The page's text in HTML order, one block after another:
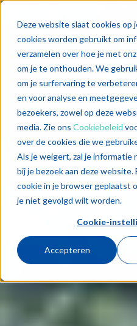
Deze website slaat cookies op
cookies worden gebruikt om
verzamelen over hoe je met
om je te onthouden. We
om je surfervaring te
en voor analyse en
bezoekers, zowel op deze
media. Zie ons Cookiebeleid
over de cookies die we
Als je weigert, zal je informatie
bij je bezoek aan deze
cookie in je browser geplaatst
je niet gevolgd wilt worden.
Cookie-
Accepteren